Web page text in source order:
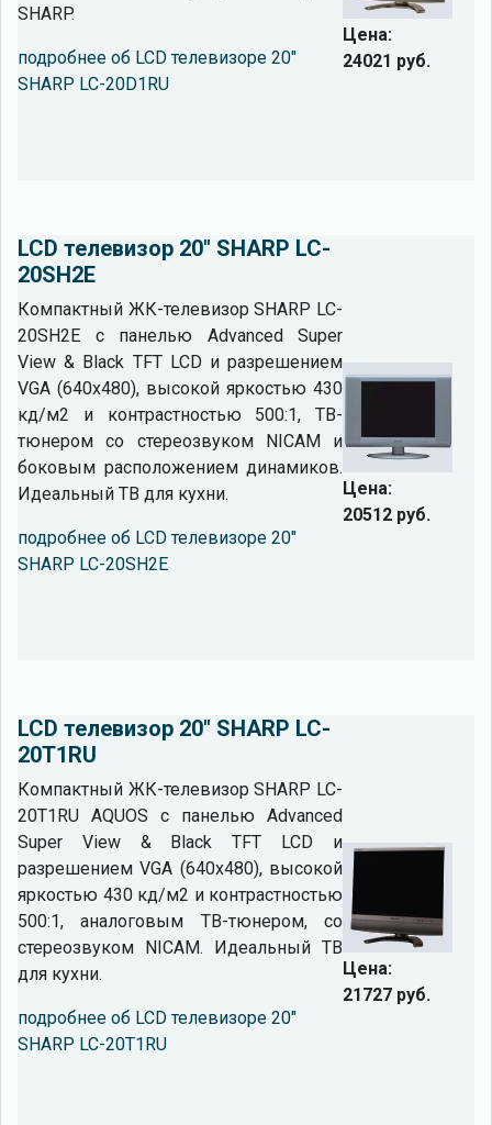
Цена:
24021 руб.
SHARP.
подробнее об LCD телевизоре 20"
SHARP LC-20D1RU
LCD телевизор 20" SHARP LC-
20SH2E
Цена:
20512 руб.
Компактный ЖК-телевизор SHARP LC-
20SH2E с панелью Advanced Super
View & Black TFT LCD и разрешением
VGA (640x480), высокой яркостью 430
кд/м2 и контрастностью 500:1, ТВ-
тюнером со стереозвуком NICAM и
боковым расположением динамиков.
Идеальный ТВ для кухни.
подробнее об LCD телевизоре 20"
SHARP LC-20SH2E
LCD телевизор 20" SHARP LC-
20T1RU
Цена:
21727 руб.
Компактный ЖК-телевизор SHARP LC-
20T1RU AQUOS с панелью Advanced
Super View & Black TFT LCD и
разрешением VGA (640x480), высокой
яркостью 430 кд/м2 и контрастностью
500:1, аналоговым ТВ-тюнером, со
стереозвуком NICAM. Идеальный ТВ
для кухни.
подробнее об LCD телевизоре 20"
SHARP LC-20T1RU